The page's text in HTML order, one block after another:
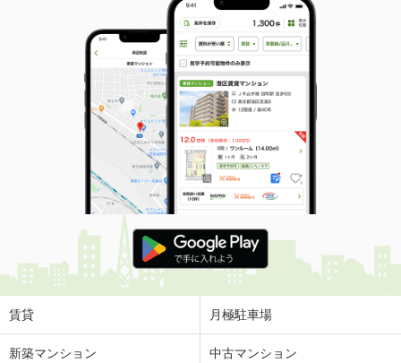
賃貸 月極駐車場
新築マンション 中古マンション